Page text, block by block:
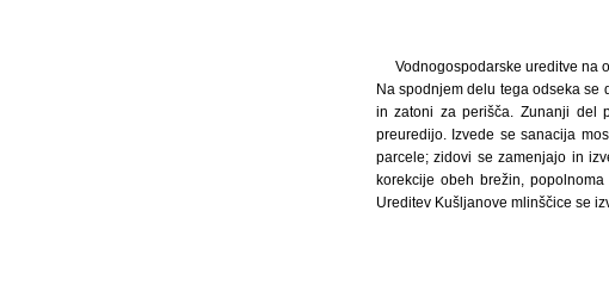
Vodnogospodarske ureditve na
Na spodnjem delu tega odseka se
in zatoni za perišča. Zunanji del
preuredijo. Izvede se sanacija
parcele; zidovi se zamenjajo in
korekcije obeh brežin,
Ureditev Kušljanove mlinščice se